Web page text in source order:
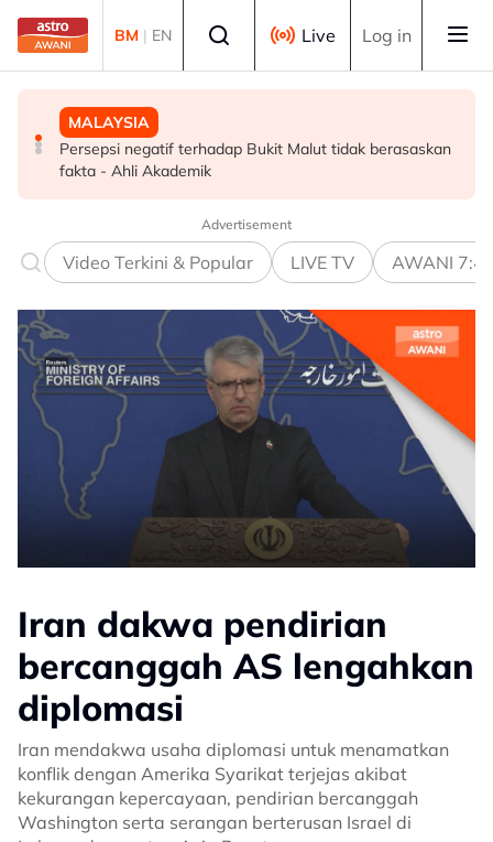
Skip to main content
BM | EN Live Log in
MALAYSIA
Persepsi negatif terhadap Bukit Malut tidak berasaskan
fakta - Ahli Akademik
MALAYSIA
Insiden rempuhan Jalan Ampang: Pendakwaan bantah
permohonan batal pertuduhan bunuh
DUNIA
Michelle Yeoh dinobatkan "Tokoh Perfileman Asia Tahun
Ini" di BIFF
Advertisement
Video Terkini & Popular LIVE TV AWANI
Iran dakwa pendirian
bercanggah AS lengahkan
diplomasi
Iran mendakwa usaha diplomasi untuk menamatkan
konflik dengan Amerika Syarikat terjejas akibat
kekurangan kepercayaan, pendirian bercanggah
Washington serta serangan berterusan Israel di